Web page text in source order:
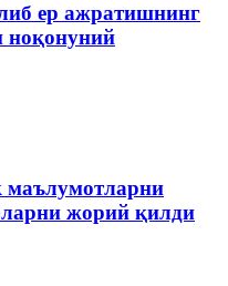
ер ажратишнинг
ноқонуний
маълумотларни
жорий қилди